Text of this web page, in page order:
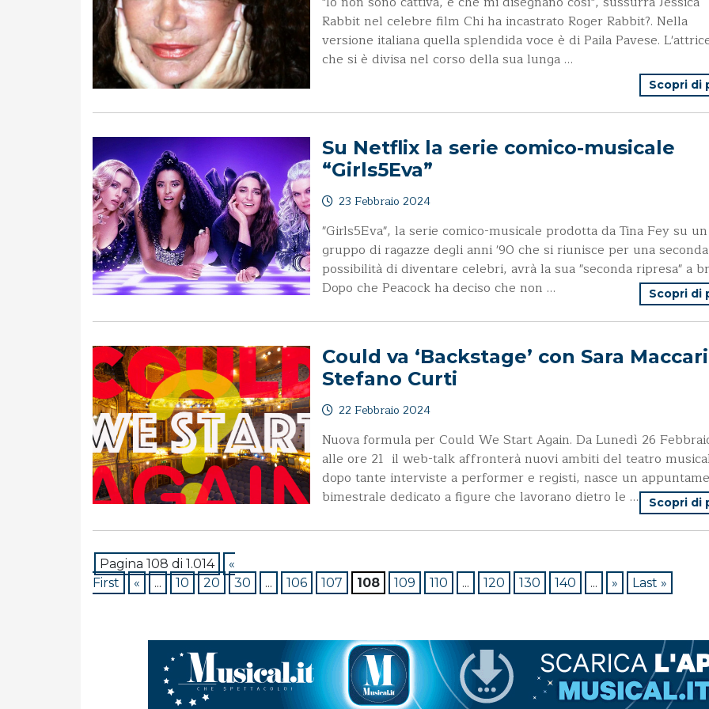
Rabbit nel celebre film Chi ha incastrato Roger Rabbit?. Nella
versione italiana quella splendida voce è di Paila Pavese.
che si è divisa nel corso della sua lunga …
Scopri di
Su Netflix la serie comico-musicale
“Girls5Eva”
23 Febbraio 2024
"Girls5Eva", la serie comico-musicale prodotta da Tina Fey su un
gruppo di ragazze degli anni '90 che si riunisce per una seconda
possibilità di diventare celebri, avrà la sua "seconda ripresa" a
Dopo che Peacock ha deciso che non …
Scopri di
Could va ‘Backstage’ con Sara
Stefano Curti
22 Febbraio 2024
Nuova formula per Could We Start Again. Da Lunedì 26
alle ore 21 il web-talk affronterà nuovi ambiti del teatro
dopo tante interviste a performer e registi, nasce un
bimestrale dedicato a figure che lavorano dietro le …
Scopri di
Pagina 108 di 1.014
«
First
« ... 10 20 30 ... 106 107 108 109 110 ... 120 130 140 ... » Last »